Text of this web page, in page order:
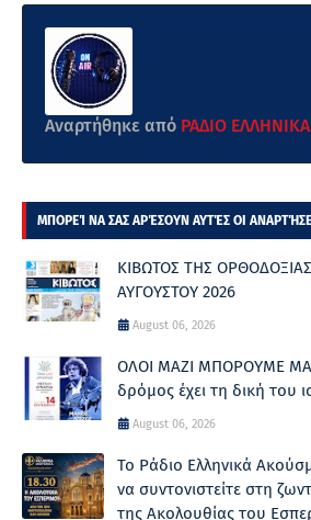
Αναρτήθηκε από ΡΑΔΙΟ
ΜΠΟΡΕΊ ΝΑ ΣΑΣ ΑΡΈΣΟΥΝ ΑΥΤΈΣ ΟΙ
ΚΙΒΩΤΟΣ ΤΗΣ
ΑΥΓΟΥΣΤΟΥ 2026
August 06, 2026
ΟΛΟΙ ΜΑΖΙ ΜΠΟΡΟΥΜΕ
δρόμος έχει τη δική του
August 06, 2026
Το Ράδιο Ελληνικά
να συντονιστείτε στη
της Ακολουθίας του